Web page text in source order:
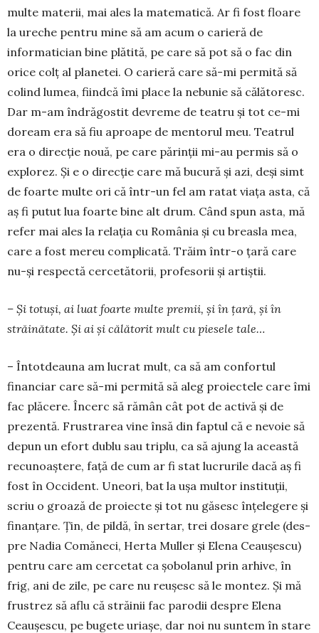
multe materii, mai ales la matematică. Ar fi fost floare
la ureche pentru mine să am acum o carieră de
informatician bine plătită, pe care să pot să o fac din
orice colț al planetei. O carieră care să-mi permită să
colind lumea, fiind­că îmi place la nebunie să călătoresc.
Dar m-am în­dră­­gostit devre­me de teatru și tot ce-mi
doream era să fiu aproape de men­torul meu. Teatrul
era o direcție nouă, pe care părinții mi-au permis să o
ex­plorez. Și e o direc­ție care mă bucură și azi, deși simt
de foarte multe ori că într-un fel am ratat viața asta, că
aș fi putut lua foarte bine alt drum. Când spun asta, mă
refer mai ales la relația cu România și cu breasla mea,
care a fost mereu complicată. Trăim într-o țară care
nu-și respectă cercetătorii, profesorii și artiștii.
– Și totuși, ai luat foarte multe premii, și în țară, și în
străinătate. Și ai și călătorit mult cu piesele tale…
– Întotdeauna am lucrat mult, ca să am confortul
financiar care să-mi permită să aleg proiectele care îmi
fac plăcere. Încerc să rămân cât pot de ac­tivă și de
prezentă. Frustrarea vine însă din faptul că e nevoie să
depun un efort dublu sau triplu, ca să ajung la această
recunoaștere, față de cum ar fi stat lucrurile dacă aș fi
fost în Occi­dent. Uneori, bat la ușa multor institu­ții,
scriu o groază de proiecte și tot nu găsesc înțelegere și
finanțare. Țin, de pildă, în sertar, trei dosare grele (des­
pre Nadia Comăneci, Herta Muller și Elena Ceaușescu)
pentru care am cer­ce­tat ca șobolanul prin arhive, în
frig, ani de zile, pe care nu reușesc să le montez. Și mă
frustrez să aflu că stră­i­nii fac parodii despre Elena
Ceaușes­cu, pe bugete uriașe, dar noi nu sun­tem în stare